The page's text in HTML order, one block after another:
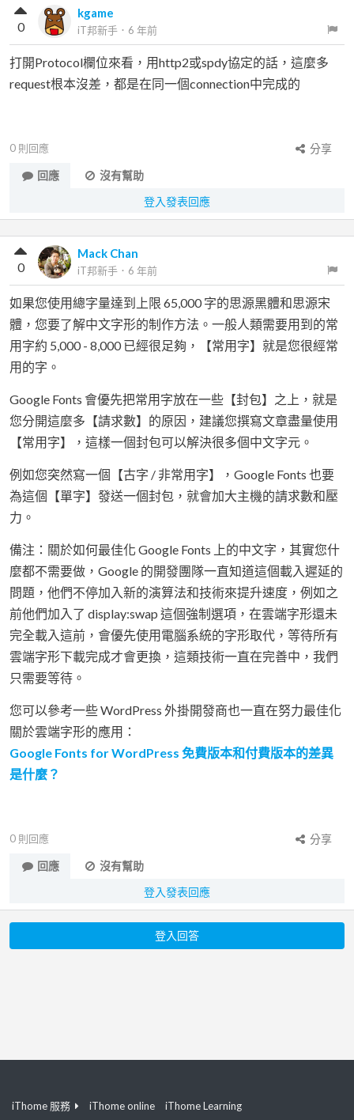
kgame
iT邦新手 ． 6 年前
0
打開Protocol欄位來看，用http2或spdy協定的話，這麼多
request根本沒差，都是在同一個connection中完成的
0 則回應
分享
回應
沒有幫助
登入發表回應
Mack Chan
iT邦新手 ． 6 年前
0
如果您使用總字量達到上限 65,000 字的思源黑體和思源宋
體，您要了解中文字形的制作方法。一般人類需要用到的常
用字約 5,000 - 8,000 已經很足夠，【常用字】就是您很經常
用的字。
Google Fonts 會優先把常用字放在一些【封包】之上，就是
您分開這麼多【請求數】的原因，建議您撰寫文章盡量使用
【常用字】，這樣一個封包可以解決很多個中文字元。
例如您突然寫一個【古字 / 非常用字】，Google Fonts 也要
為這個【單字】發送一個封包，就會加大主機的請求數和壓
力。
備注：關於如何最佳化 Google Fonts 上的中文字，其實您什
麼都不需要做，Google 的開發團隊一直知道這個載入遲延的
問題，他們不停加入新的演算法和技術來提升速度，例如之
前他們加入了 display:swap 這個強制選項，在雲端字形還未
完全載入這前，會優先使用電腦系統的字形取代，等待所有
雲端字形下載完成才會更換，這類技術一直在完善中，我們
只需要等待。
您可以參考一些 WordPress 外掛開發商也一直在努力最佳化
關於雲端字形的應用：
Google Fonts for WordPress 免費版本和付費版本的差異
是什麼？
0 則回應
分享
回應
沒有幫助
登入發表回應
登入回答
iThome 服務 iThome online iThome Learning